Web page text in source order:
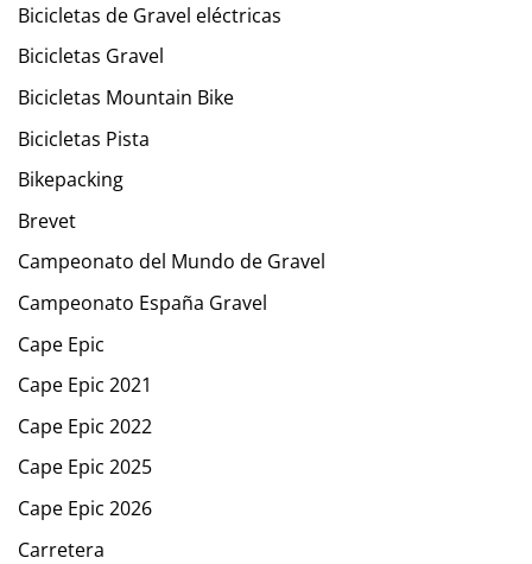
Bicicletas de Gravel eléctricas
Bicicletas Gravel
Bicicletas Mountain Bike
Bicicletas Pista
Bikepacking
Brevet
Campeonato del Mundo de Gravel
Campeonato España Gravel
Cape Epic
Cape Epic 2021
Cape Epic 2022
Cape Epic 2025
Cape Epic 2026
Carretera